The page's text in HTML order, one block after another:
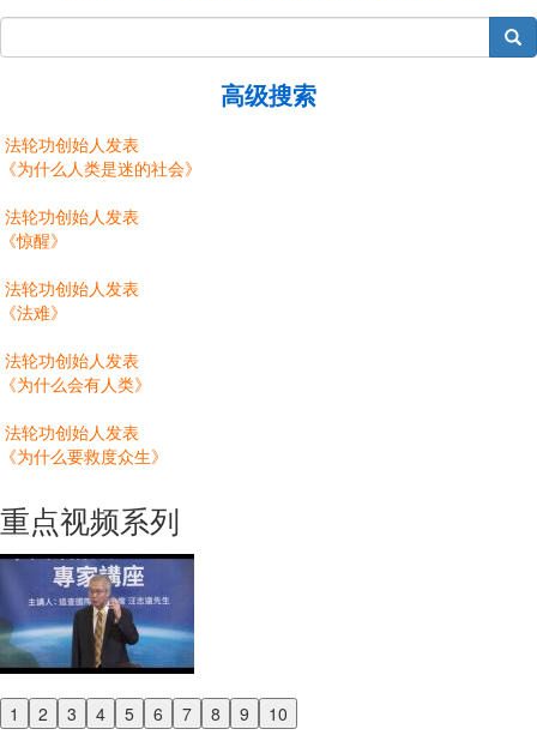
搜索
高级搜索
法轮功创始人发表
《为什么人类是迷的社会》
法轮功创始人发表
《惊醒》
法轮功创始人发表
《法难》
法轮功创始人发表
《为什么会有人类》
法轮功创始人发表
《为什么要救度众生》
重点视频系列
1 2 3 4 5 6 7 8 9 10
Previous